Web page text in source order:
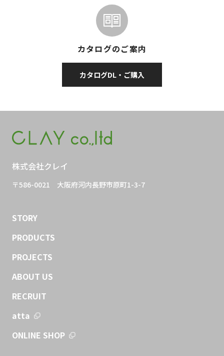
カタログのご案内
カタログDL・ご購入
株式会社クレイ
〒586-0021 大阪府河内長野市原町1-3-7
STORY
PRODUCTS
PROJECTS
ABOUT US
RECRUIT
atta
ONLINE SHOP